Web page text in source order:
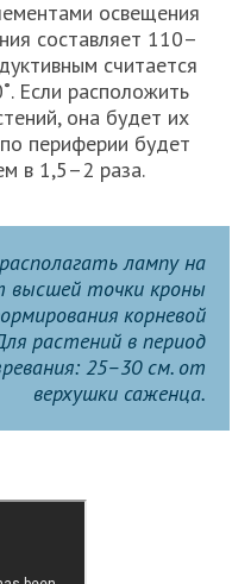
освещения
составляет 110–
считается
Если расположить
она будет их
периферии будет
в 1,5–2 раза.
лампу на
высшей точки кроны
корневой
растений в период
25–30 см. от
верхушки саженца.